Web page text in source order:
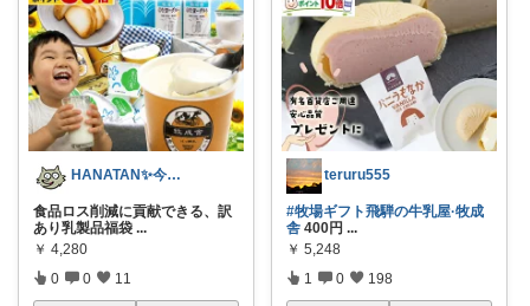
HANATAN✨今日たのしかった✨
食品ロス削減に貢献できる、訳
あり乳製品福袋 ...
￥ 4,280
0 0 11
teruru555
#牧場ギフト飛騨の牛乳屋·牧成
舎 400円 ...
￥ 5,248
1 0 198